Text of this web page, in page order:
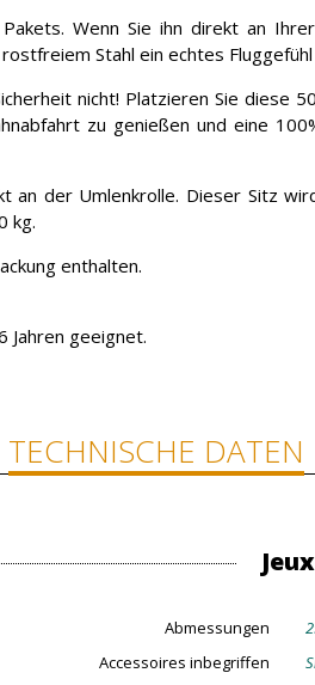
Wenn Sie ihn direkt an
Stahl ein echtes
nicht! Platzieren Sie diese
zu genießen und eine
an der Umlenkrolle. Dieser Sitz
kg.
enthalten.
Jahren geeignet.
TECHNISCHE DATEN
Jeux
Abmessungen
Accessoires inbegriffen